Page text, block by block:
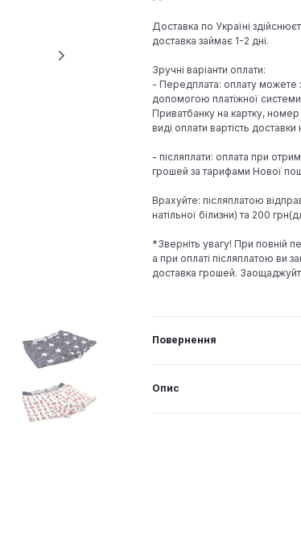
Доставка по Україні
доставка займає 1-2 дні.
Зручні варіанти оплати:
- Передплата: оплату можете
допомогою платіжної
Приватбанку на картку,
виді оплати вартість
- післяплати: оплата при
грошей за тарифами Нової
Врахуйте: післяплатою
натільної білизни) та 200
*Зверніть увагу! При повній
а при оплаті післяплатою ви
доставка грошей.
Повернення
Опис